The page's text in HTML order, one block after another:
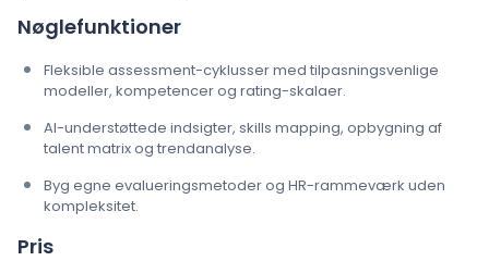
Nøglefunktioner
Fleksible assessment-cyklusser med tilpasningsvenlige
modeller, kompetencer og rating-skalaer.
AI-understøttede indsigter, skills mapping, opbygning af
talent matrix og trendanalyse.
Byg egne evalueringsmetoder og HR-rammeværk uden
kompleksitet.
Pris